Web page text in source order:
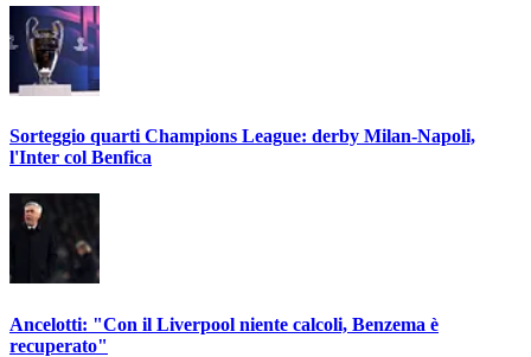
Sorteggio quarti Champions League: derby Milan-Napoli,
l'Inter col Benfica
Ancelotti: "Con il Liverpool niente calcoli, Benzema è
recuperato"